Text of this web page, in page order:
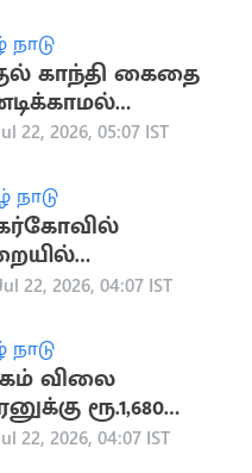
நாடு
காந்தி கைதை
காக்கும்
22, 2026, 05:07 IST
நாடு
கைதி
க்கு மாற்றம்
22, 2026, 04:07 IST
நாடு
விலை
ரூ.1,680
22, 2026, 04:07 IST